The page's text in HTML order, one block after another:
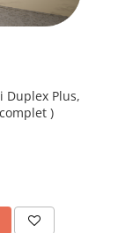
Duplex Plus,
)